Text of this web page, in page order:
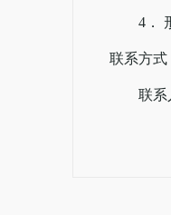
4．
联系方式
联系